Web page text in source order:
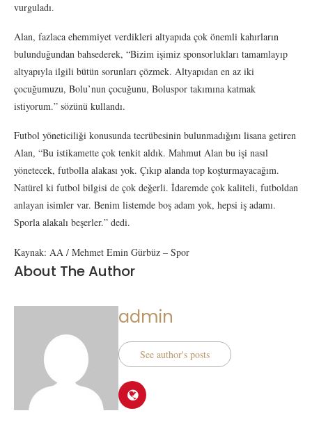
vurguladı.
Alan, fazlaca ehemmiyet verdikleri altyapıda çok önemli kahırların
bulunduğundan bahsederek, “Bizim işimiz sponsorlukları tamamlayıp
altyapıyla ilgili bütün sorunları çözmek. Altyapıdan en az iki
çocuğumuzu, Bolu’nun çocuğunu, Boluspor takımına katmak
istiyorum.” sözünü kullandı.
Futbol yöneticiliği konusunda tecrübesinin bulunmadığını lisana getiren
Alan, “Bu istikamette çok tenkit aldık. Mahmut Alan bu işi nasıl
yönetecek, futbolla alakası yok. Çıkıp alanda top koşturmayacağım.
Natürel ki futbol bilgisi de çok değerli. İdaremde çok kaliteli, futboldan
anlayan isimler var. Benim listemde boş adam yok, hepsi iş adamı.
Sporla alakalı beşerler.” dedi.
Kaynak: AA / Mehmet Emin Gürbüz – Spor
About The Author
admin
See author's posts